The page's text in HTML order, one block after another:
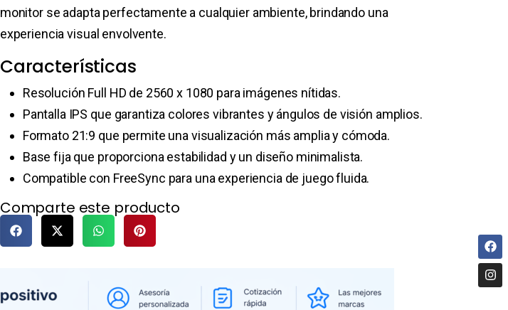
monitor se adapta perfectamente a cualquier ambiente, brindando una
experiencia visual envolvente.
Características
Resolución Full HD de 2560 x 1080 para imágenes nítidas.
Pantalla IPS que garantiza colores vibrantes y ángulos de visión amplios.
Formato 21:9 que permite una visualización más amplia y cómoda.
Base fija que proporciona estabilidad y un diseño minimalista.
Compatible con FreeSync para una experiencia de juego fluida.
Comparte este producto